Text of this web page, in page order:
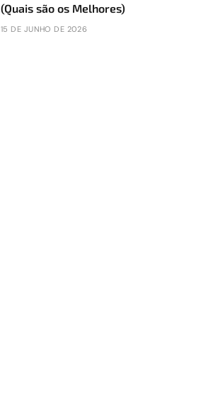
(Quais são os Melhores)
15 DE JUNHO DE 2026